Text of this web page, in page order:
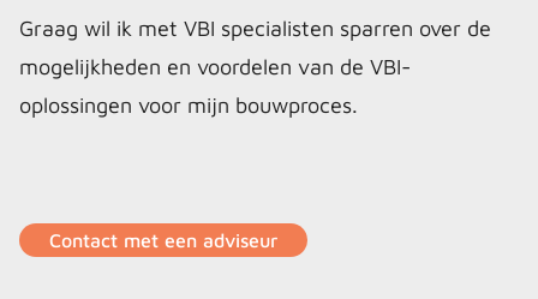
Graag wil ik met VBI specialisten sparren over de
mogelijkheden en voordelen van de VBI-
oplossingen voor mijn bouwproces.
Contact met een adviseur